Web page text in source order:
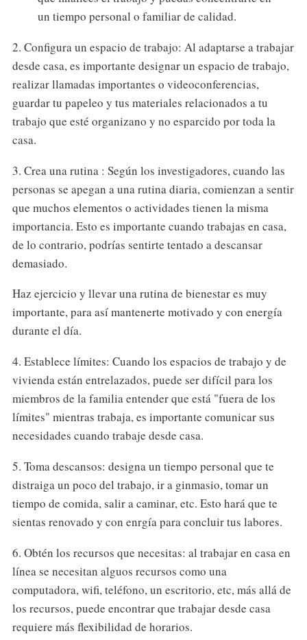
un tiempo personal o familiar de calidad.
2. Configura un espacio de trabajo: Al adaptarse a trabajar
desde casa, es importante designar un espacio de trabajo,
realizar llamadas importantes o videoconferencias,
guardar tu papeleo y tus materiales relacionados a tu
trabajo que esté organizano y no esparcido por toda la
casa.
3. Crea una rutina : Según los investigadores, cuando las
personas se apegan a una rutina diaria, comienzan a sentir
que muchos elementos o actividades tienen la misma
importancia. Esto es importante cuando trabajas en casa,
de lo contrario, podrías sentirte tentado a descansar
demasiado.
Haz ejercicio y llevar una rutina de bienestar es muy
importante, para así mantenerte motivado y con energía
durante el día.
4. Establece límites: Cuando los espacios de trabajo y de
vivienda están entrelazados, puede ser difícil para los
miembros de la familia entender que está "fuera de los
límites" mientras trabaja, es importante comunicar sus
necesidades cuando trabaje desde casa.
5. Toma descansos: designa un tiempo personal que te
distraiga un poco del trabajo, ir a ginmasio, tomar un
tiempo de comida, salir a caminar, etc. Esto hará que te
sientas renovado y con enrgía para concluir tus labores.
6. Obtén los recursos que necesitas: al trabajar en casa en
línea se necesitan alguos recursos como una
computadora, wifi, teléfono, un escritorio, etc, más allá de
los recursos, puede encontrar que trabajar desde casa
requiere más flexibilidad de horarios.